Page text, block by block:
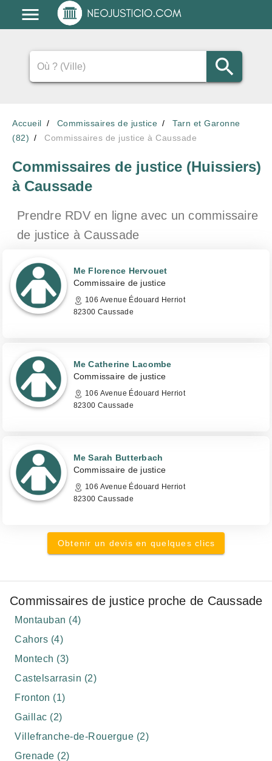
Accueil Commissaires de justice
Tarn et Garonne
(82)
Commissaires de justice à Caussade
Commissaires de justice (Huissiers)
à Caussade
Prendre RDV en ligne avec un commissaire
de justice à Caussade
Me Florence Hervouet
Commissaire de justice
106 Avenue Édouard Herriot
82300 Caussade
Me Catherine Lacombe
Commissaire de justice
106 Avenue Édouard Herriot
82300 Caussade
Me Sarah Butterbach
Commissaire de justice
106 Avenue Édouard Herriot
82300 Caussade
Obtenir un devis en quelques clics
Commissaires de justice proche de Caussade
Montauban (4)
Cahors (4)
Montech (3)
Castelsarrasin (2)
Fronton (1)
Gaillac (2)
Villefranche-de-Rouergue (2)
Grenade (2)